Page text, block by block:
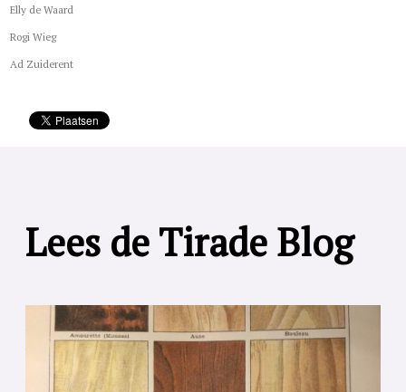
Elly de Waard
Rogi Wieg
Ad Zuiderent
Lees de Tirade Blog